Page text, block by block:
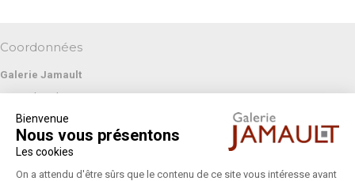
Bienvenue
Nous vous présentons
Les cookies
On a attendu d'être sûrs que le contenu de ce site vous intéresse avant
Coordonnées
Galerie Jamault
19 rue des Blancs Manteaux
75004 PARIS
+33 (0)1 42 74 13 85
galeriejamault@gmail.com